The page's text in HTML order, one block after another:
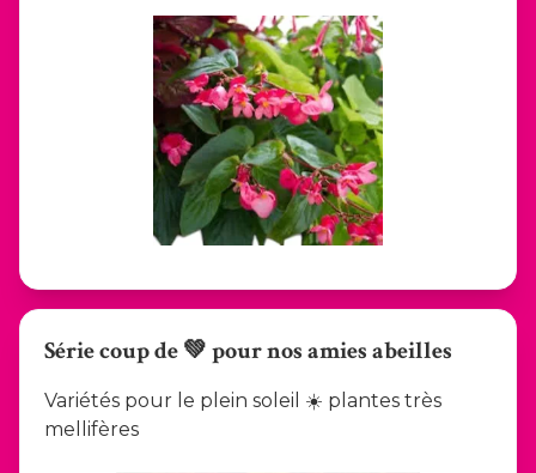
Série coup de 💚 pour nos amies abeilles
Variétés pour le plein soleil ☀️ plantes très
mellifères